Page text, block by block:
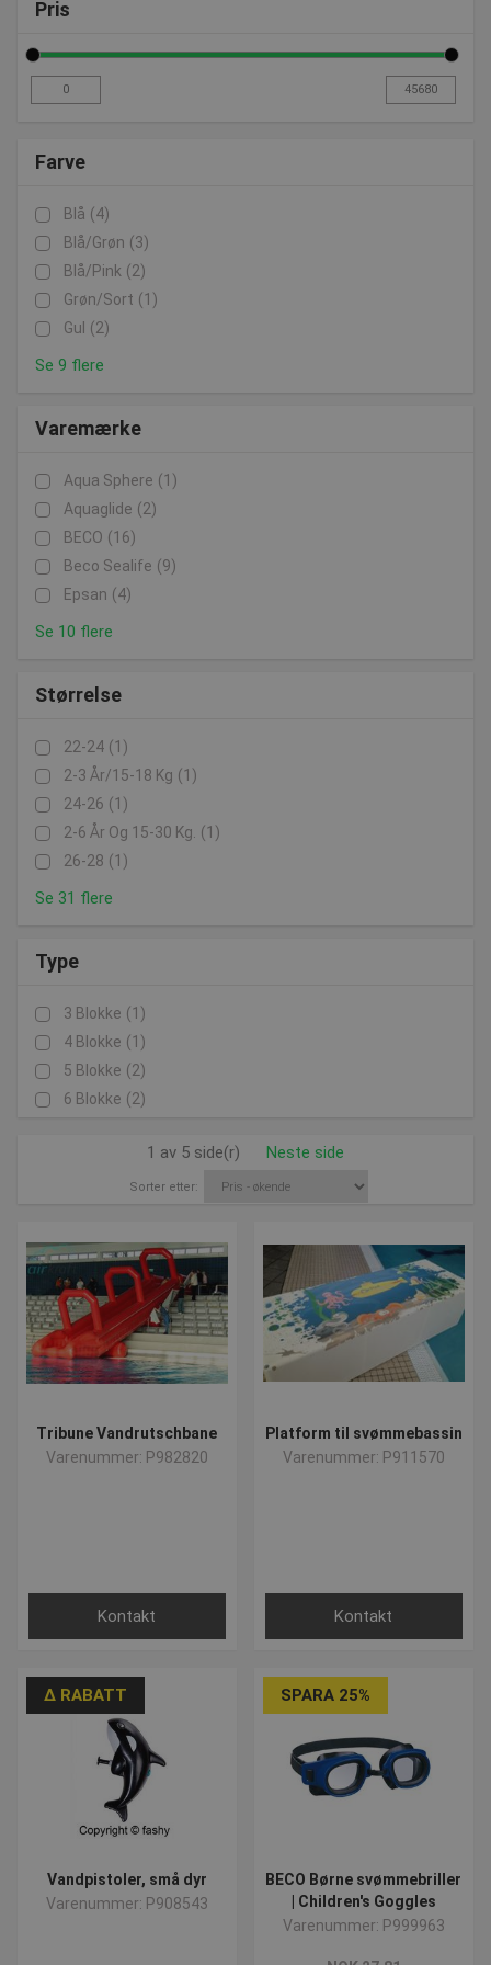
Vi holder løbende webshoppen opdateret med nyheder af
legetøj til vand og andre produkter til babysvømning. Vi
besvarer gerne spørgsmål og henvendelser om svømning og
Pris
Farve
Blå (4)
Blå/grøn (3)
Blå/pink (2)
Grøn/sort (1)
Gul (2)
Se 9 flere
Varemærke
Aqua Sphere (1)
Aquaglide (2)
BECO (16)
Beco Sealife (9)
Epsan (4)
Se 10 flere
Størrelse
22-24 (1)
2-3 År/15-18 Kg (1)
24-26 (1)
2-6 År Og 15-30 Kg. (1)
26-28 (1)
Se 31 flere
Type
3 Blokke (1)
4 Blokke (1)
5 Blokke (2)
6 Blokke (2)
1 av 5 side(r) Neste side
Sorter etter:
Tribune Vandrutschbane
Varenummer: P982820
Kontakt
Platform til svømmebassin
Varenummer: P911570
Kontakt
∆ RABATT
Vandpistoler, små dyr
Varenummer: P908543
SPARA 25%
BECO Børne svømmebriller
| Children's Goggles
Varenummer: P999963